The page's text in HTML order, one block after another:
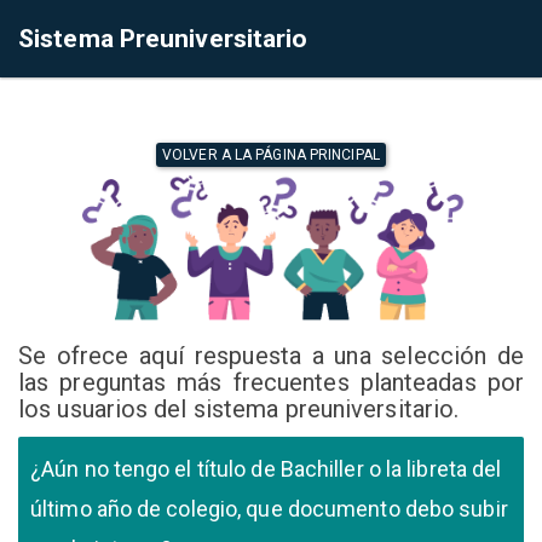
Sistema Preuniversitario
VOLVER A LA PÁGINA PRINCIPAL
Se ofrece aquí respuesta a una selección de
las preguntas más frecuentes planteadas por
los usuarios del sistema preuniversitario.
¿Aún no tengo el título de Bachiller o la libreta del
último año de colegio, que documento debo subir